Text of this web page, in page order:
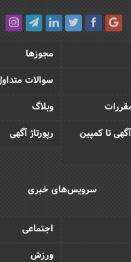
مجوزها
سوالات
وبلاگ
آگهی تا کمپین
رپورتاژ آگهی
سرویس‌های خبری
اجتماعی
ورزش